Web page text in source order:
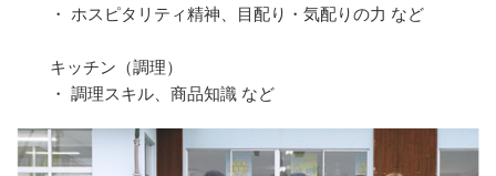
・ ホスピタリティ精神、目配り・気配りの力 など
キッチン（調理）
・ 調理スキル、商品知識 など